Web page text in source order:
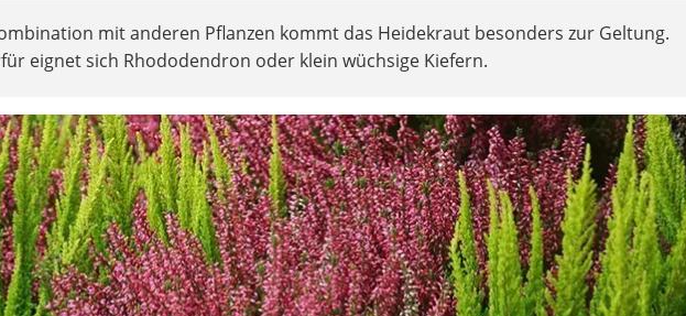
mit anderen Pflanzen kommt das Heidekraut besonders zur Geltung.
eignet sich Rhododendron oder klein wüchsige Kiefern.